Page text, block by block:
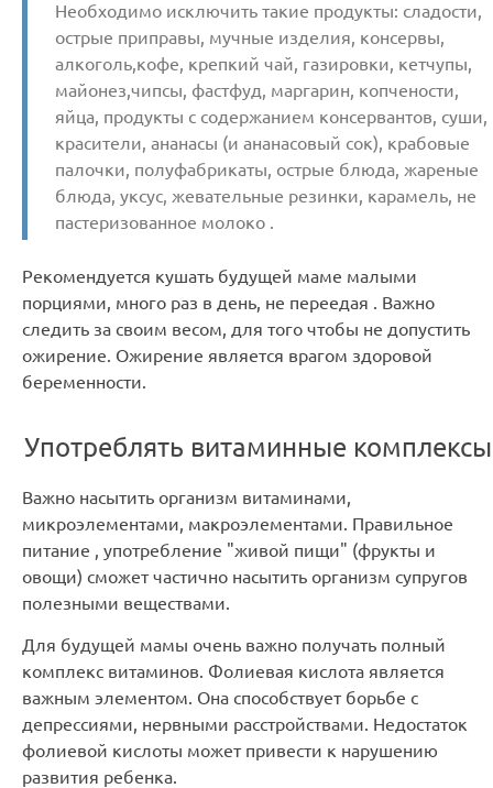
Необходимо исключить такие продукты: сладости,
острые приправы, мучные изделия, консервы,
алкоголь,кофе, крепкий чай, газировки, кетчупы,
майонез,чипсы, фастфуд, маргарин, копчености,
яйца, продукты с содержанием консервантов, суши,
красители, ананасы (и ананасовый сок), крабовые
палочки, полуфабрикаты, острые блюда, жареные
блюда, уксус, жевательные резинки, карамель, не
пастеризованное молоко .
Рекомендуется кушать будущей маме малыми
порциями, много раз в день, не переедая . Важно
следить за своим весом, для того чтобы не допустить
ожирение. Ожирение является врагом здоровой
беременности.
Употреблять витаминные комплексы
Важно насытить организм витаминами,
микроэлементами, макроэлементами. Правильное
питание , употребление "живой пищи" (фрукты и
овощи) сможет частично насытить организм супругов
полезными веществами.
Для будущей мамы очень важно получать полный
комплекс витаминов. Фолиевая кислота является
важным элементом. Она способствует борьбе с
депрессиями, нервными расстройствами. Недостаток
фолиевой кислоты может привести к нарушению
развития ребенка.